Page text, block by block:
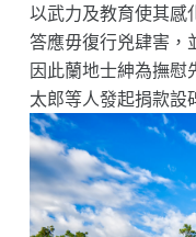
以武力及教育使其感
答應毋復行兇肆害，
因此蘭地士紳為撫慰
太郎等人發起捐款設